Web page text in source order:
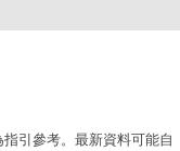
引參考。最新資料可能自